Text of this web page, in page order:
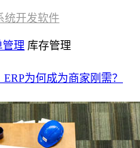
统开发软件
管理 库存管理
为何成为商家刚需？